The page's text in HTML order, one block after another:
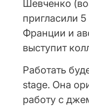
Шевченко
пригласили
Франции и
выступит
Работать
stage. Она
работу с